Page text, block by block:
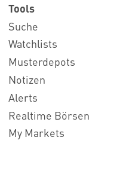
Tools
Suche
Watchlists
Musterdepots
Notizen
Alerts
Realtime Börsen
My Markets